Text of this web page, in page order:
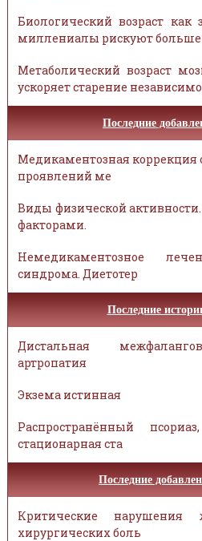
Биологический возраст как
миллениалы рискуют больше
Метаболический возраст
ускоряет старение
Последние
Медикаментозная
проявлений ме
Виды физической
факторами.
Немедикаментозное
синдрома. Диетотер
Последние
Дистальная
артропатия
Экзема истинная
Распространённый
стационарная ста
Последние
Критические нарушения
хирургических боль